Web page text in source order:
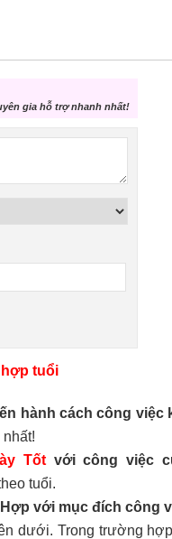
gia hỗ trợ nhanh nhất!
hợp tuổi
hành cách công việc
Tốtvới công việc
tuổi.
với mục đích công
dưới. Trong trường